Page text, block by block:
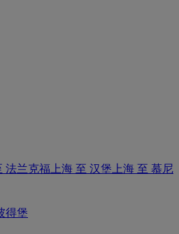
法兰克福 上海 至 汉堡 上海 至 慕尼
得堡